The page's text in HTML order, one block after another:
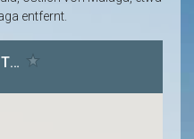
entfernt.